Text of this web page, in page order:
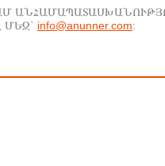
ՄԵԶ` info@anunner.com: